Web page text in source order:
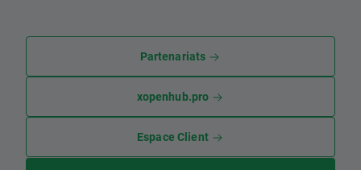
Partenariats
xopenhub.pro
Espace Client